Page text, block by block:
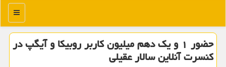
منو
حضور ۱ و یك دهم میلیون كاربر روبیكا و آیگپ در
كنسرت آنلاین سالار عقیلی